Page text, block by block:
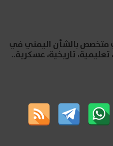
متخصص بالشأن اليمني في
تاريخية، عسكرية..